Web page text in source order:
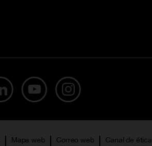
Mapa web Correo web Canal de ética